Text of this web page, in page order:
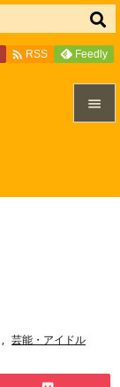

検索
 RSS Feedly
, 芸能・アイドル